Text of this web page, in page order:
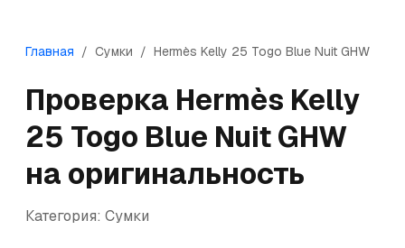
Главная / Сумки / Hermès Kelly 25 Togo Blue Nuit GHW
Проверка Hermès Kelly
25 Togo Blue Nuit GHW
на оригинальность
Категория: Сумки